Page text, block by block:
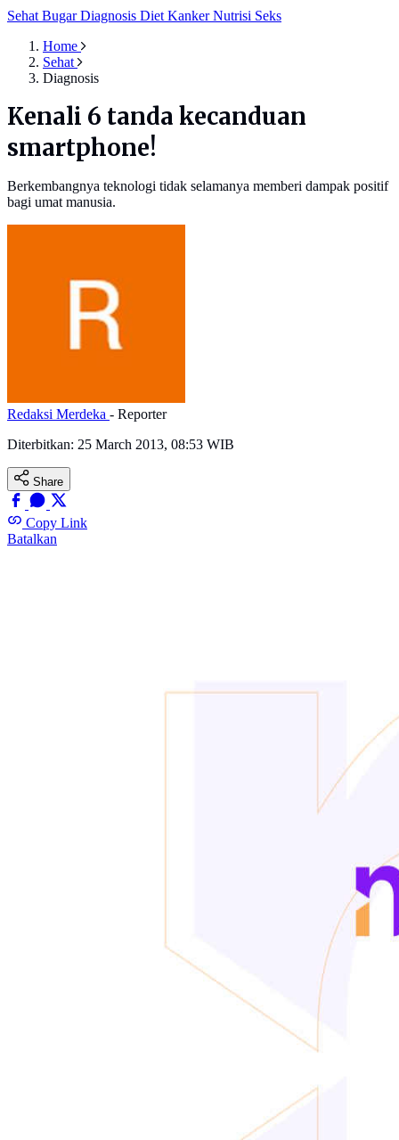
Sehat BugarDiagnosis Diet KankerNutrisi Seks
Home
Sehat
Diagnosis
Kenali 6 tanda kecanduan
smartphone!
Berkembangnya teknologi tidak selamanya memberi dampak positif
bagi umat manusia.
Redaksi Merdeka - Reporter
Diterbitkan: 25 March 2013, 08:53 WIB
Share
Copy Link
Batalkan